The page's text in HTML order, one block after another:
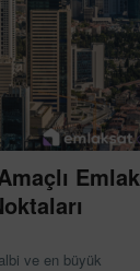
Emlak
ve en büyük